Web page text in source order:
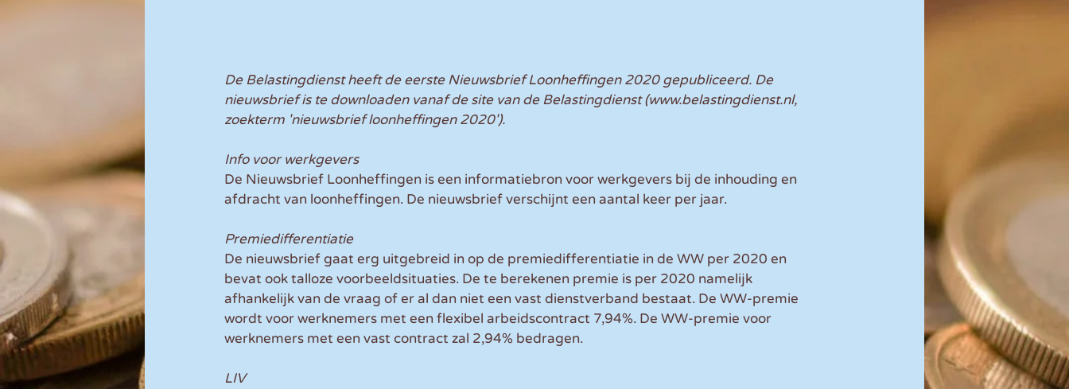
De Belastingdienst heeft de eerste Nieuwsbrief Loonheffingen 2020 gepubliceerd. De
nieuwsbrief is te downloaden vanaf de site van de Belastingdienst (www.belastingdienst.nl,
zoekterm 'nieuwsbrief loonheffingen 2020').
Info voor werkgevers
De Nieuwsbrief Loonheffingen is een informatiebron voor werkgevers bij de inhouding en
afdracht van loonheffingen. De nieuwsbrief verschijnt een aantal keer per jaar.
Premiedifferentiatie
De nieuwsbrief gaat erg uitgebreid in op de premiedifferentiatie in de WW per 2020 en
bevat ook talloze voorbeeldsituaties. De te berekenen premie is per 2020 namelijk
afhankelijk van de vraag of er al dan niet een vast dienstverband bestaat. De WW-premie
wordt voor werknemers met een flexibel arbeidscontract 7,94%. De WW-premie voor
werknemers met een vast contract zal 2,94% bedragen.
LIV